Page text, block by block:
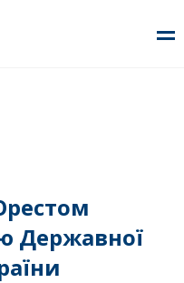
Державної